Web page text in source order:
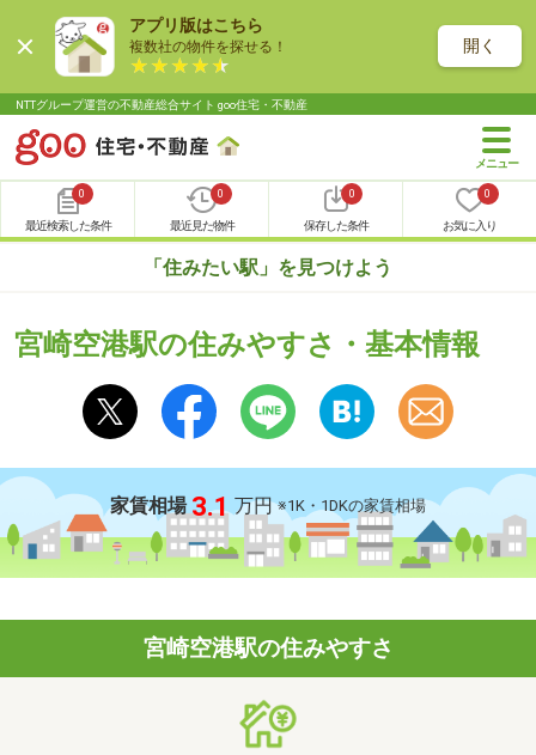
アプリ版はこちら
複数社の物件を探せる！ 開く
NTTグループ運営の不動産総合サイト goo住宅・不動産
0
最近検索した条件
0
最近見た物件
0
保存した条件
0
お気に入り
「住みたい駅」を見つけよう
宮崎空港駅の住みやすさ・基本情報
家賃相場 3.1 万円 ※1K・1DKの家賃相場
宮崎空港駅の住みやすさ